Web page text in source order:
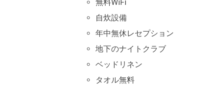
無料WiFi
自炊設備
年中無休レセプション
地下のナイトクラブ
ベッドリネン
タオル無料